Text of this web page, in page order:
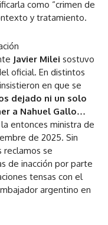
como “crimen de
y tratamiento.
Javier Milei sostuvo
oficial. En distintos
en que se
dejado ni un solo
a Nahuel Gallo…
entonces ministra de
de 2025. Sin
reclamos se
de inacción por parte
tensas con el
argentino en